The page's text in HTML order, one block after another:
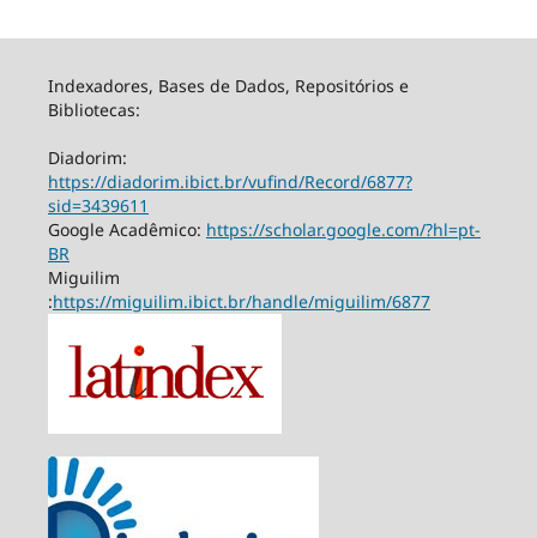
Indexadores, Bases de Dados, Repositórios e
Bibliotecas:
Diadorim:
https://diadorim.ibict.br/vufind/Record/6877?
sid=3439611
Google Acadêmico: https://scholar.google.com/?hl=pt-
BR
Miguilim
:https://miguilim.ibict.br/handle/miguilim/6877